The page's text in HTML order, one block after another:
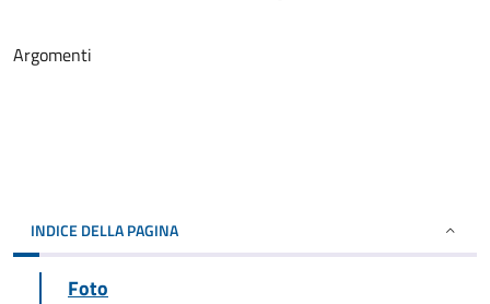
Argomenti
INDICE DELLA PAGINA
Foto